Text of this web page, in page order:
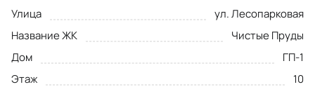
Улица
ул. Лесопарковая
Название ЖК
Чистые Пруды
Дом
ГП-1
Этаж
10